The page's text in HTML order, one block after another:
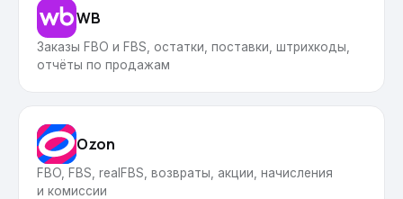
Кейсы
База знаний
Вопросы и ответы
API
Партнёрам
WB
Заказы FBO и FBS, остатки, поставки, штрихкоды,
отчёты по продажам
Ozon
FBO, FBS, realFBS, возвраты, акции, начисления
и комиссии